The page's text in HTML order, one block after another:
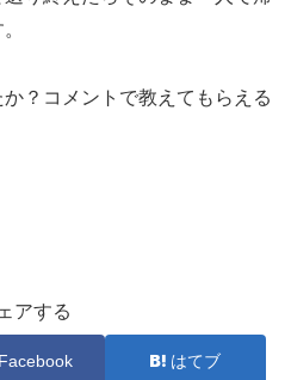
？コメントで教えてもらえる
アする
Facebook はてブ